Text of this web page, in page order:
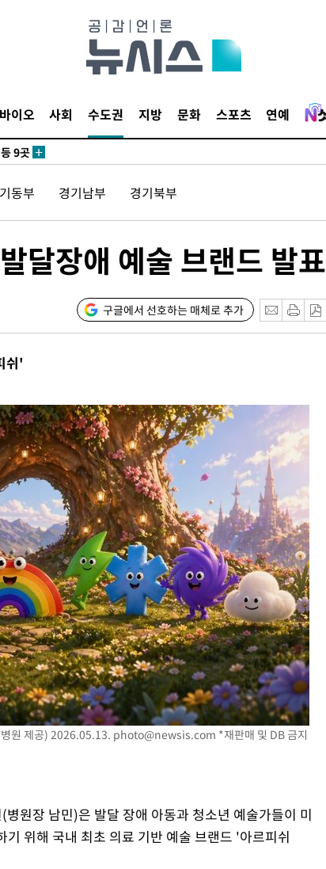
이오 사회 수도권 지방 문화 스포츠 연예
색
발
시
색
9곳
중
차
발
동부 경기남부 경기북부
달장애 예술 브랜드 발표
구글에서 선호하는 매체로 추가
쉬'
원 제공) 2026.05.13. photo@newsis.com *재판매 및 DB 금지
원장 남민)은 발달 장애 아동과 청소년 예술가들이 미
위해 국내 최초 의료 기반 예술 브랜드 '아르피쉬